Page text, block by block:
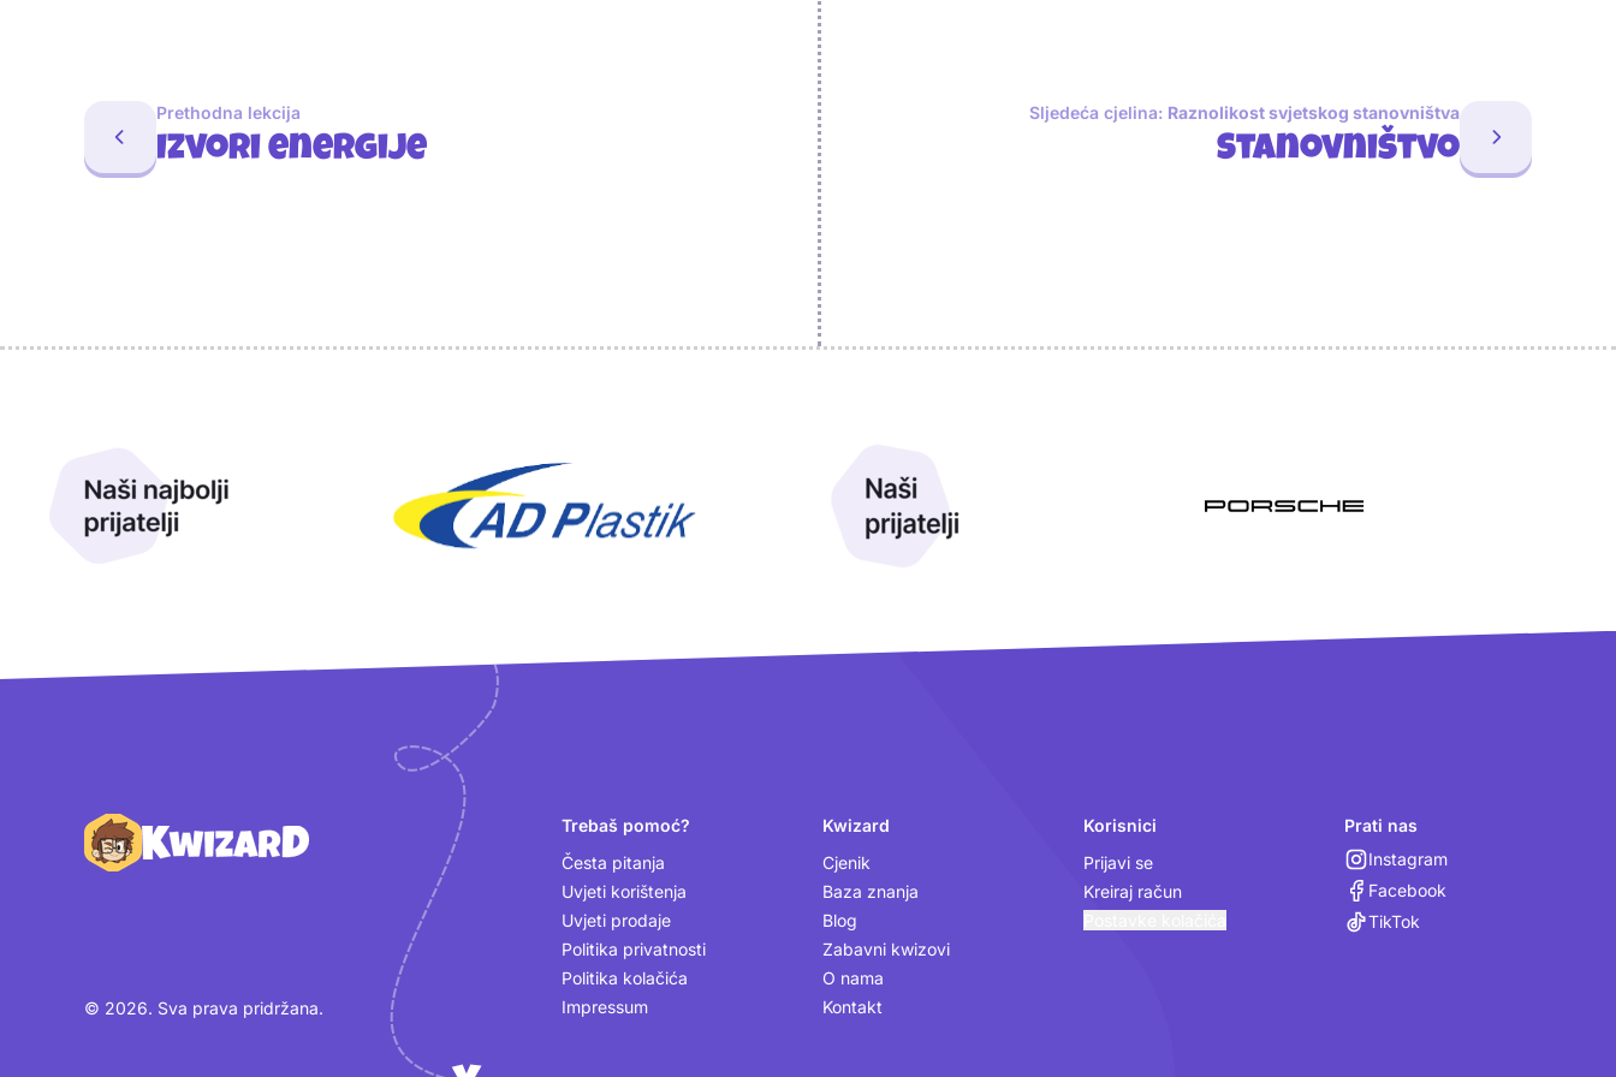
Prethodna lekcija
Izvori energije
Sljedeća cjelina: Raznolikost svjetskog stanovništva
Stanovništvo
Podnožje
© 2026. Sva prava pridržana.
Trebaš pomoć?
Česta pitanja
Uvjeti korištenja
Uvjeti prodaje
Politika privatnosti
Politika kolačića
Impressum
Kwizard
Cjenik
Baza znanja
Blog
Zabavni kwizovi
O nama
Kontakt
Korisnici
Prijavi se
Kreiraj račun
Prati nas
Instagram
Facebook
TikTok